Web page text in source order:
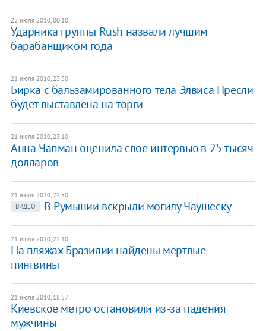
22 июля 2010, 00:10
Ударника группы Rush назвали лучшим
барабанщиком года
21 июля 2010, 23:50
Бирка с бальзамированного тела Элвиса Пресли
будет выставлена на торги
21 июля 2010, 23:10
Анна Чапман оценила свое интервью в 25 тысяч
долларов
21 июля 2010, 22:50
ВИДЕО
В Румынии вскрыли могилу Чаушеску
21 июля 2010, 22:10
На пляжах Бразилии найдены мертвые
пингвины
21 июля 2010, 18:57
Киевское метро остановили из-за падения
мужчины